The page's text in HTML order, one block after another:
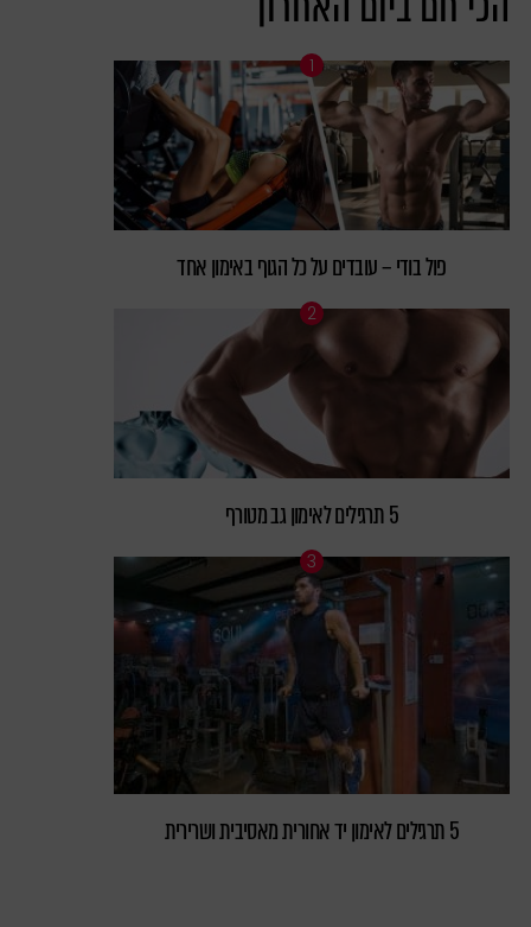
פול בודי – עובדים על כל הגוף באימון אחד
5 תרגילים לאימון גב מטורף
5 תרגילים לאימון יד אחורית מאסיבית ושרירית